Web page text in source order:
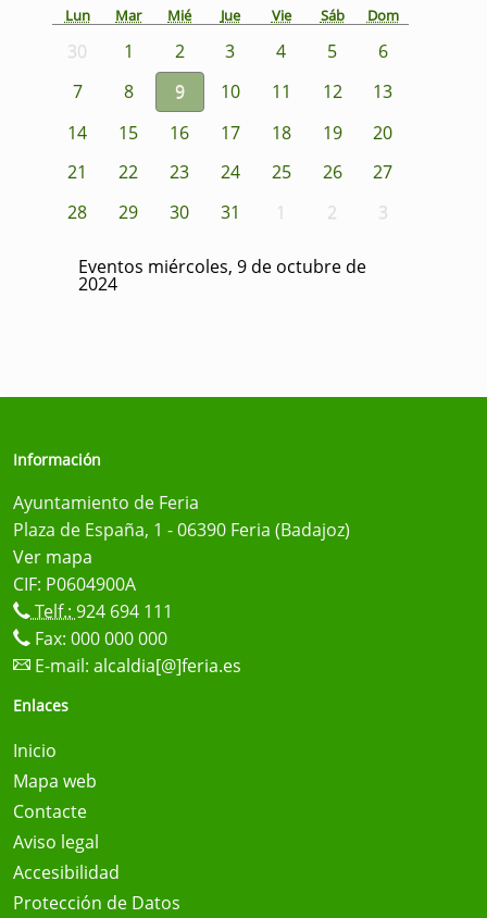
Lun Mar Mié Jue Vie Sáb Dom
30 1 2 3 4 5
6
7
8 9 10 11 12
13
14
15 16 17 18 19
20
21
22 23 24 25 26
27
28
29 30 31 1 2 3
Eventos miércoles, 9 de octubre de
2024
Información
Ayuntamiento de Feria
Plaza de España, 1 - 06390 Feria (Badajoz)
Ver mapa
CIF: P0604900A
Telf.: 924 694 111
Fax: 000 000 000
E-mail: alcaldia[@]feria.es
Enlaces
Inicio
Mapa web
Contacte
Aviso legal
Accesibilidad
Protección de Datos